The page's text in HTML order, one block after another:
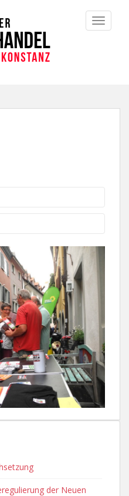
der Neuen